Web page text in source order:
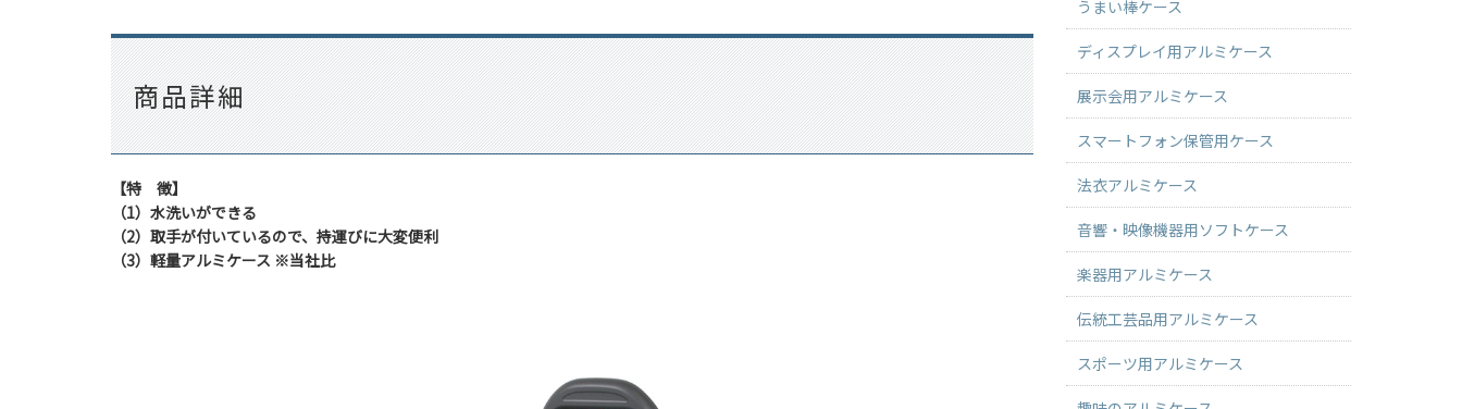
商品詳細
【特 徴】
（1）水洗いができる
（2）取手が付いているので、持運びに大変便利
（3）軽量アルミケース ※当社比
うまい棒ケース
ディスプレイ用アルミケース
展示会用アルミケース
スマートフォン保管用ケース
法衣アルミケース
音響・映像機器用ソフトケース
楽器用アルミケース
伝統工芸品用アルミケース
スポーツ用アルミケース